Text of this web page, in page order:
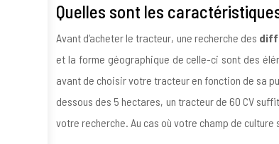
Quelles sont les
Avant d’acheter le tracteur, une recherche des
et la forme géographique de celle-ci sont des
avant de choisir votre tracteur en fonction de sa
dessous des 5 hectares, un tracteur de 60 CV
votre recherche. Au cas où votre champ de